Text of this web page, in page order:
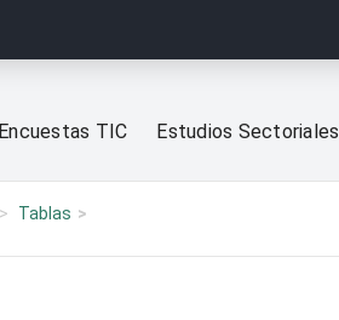
Encuestas TIC Estudios Sectoriales
Tablas